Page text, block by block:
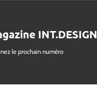
INT.DESIGN
le prochain numéro